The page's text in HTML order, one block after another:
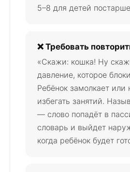
5–8 для детей
❌ Требовать
«Скажи: кошка! Ну
давление, которое
Ребёнок замолкает или
избегать занятий.
— слово попадёт в
словарь и выйдет
когда ребёнок будет